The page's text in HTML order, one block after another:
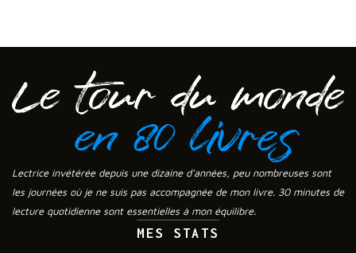
Lectrice invétérée depuis une dizaine d’années, peu nombreuses sont
les journées où je ne suis pas accompagnée de mon livre. 30 minutes de
lecture quotidienne sont essentielles à mon équilibre.
MES STATS